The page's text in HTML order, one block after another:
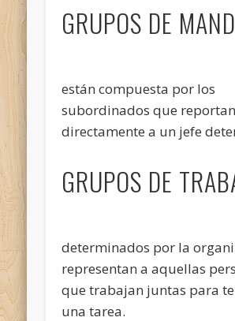
GRUPOS DE
están compuesta por los
subordinados que reportan
directamente a un jefe
GRUPOS DE
determinados por la
representan a aquellas
que trabajan juntas para
una tarea.